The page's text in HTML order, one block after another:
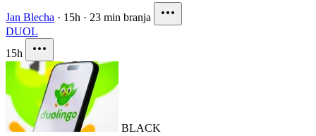
Jan Blecha · 15h · 23 min branja
DUOL
15h
BLACK